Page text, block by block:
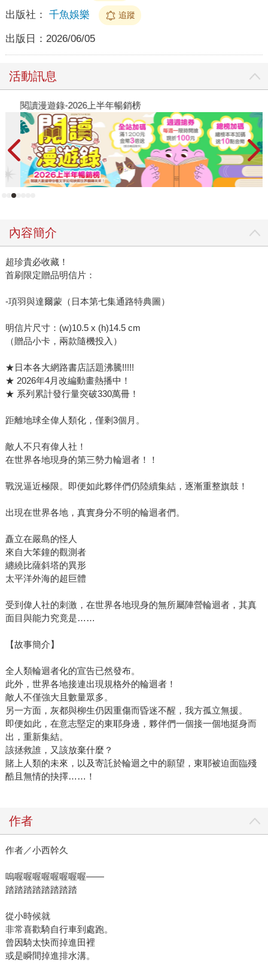
出版社： 千魚娛樂 追蹤
出版日： 2026/06/05
活動訊息
閱讀漫遊錄-2026上半年暢銷榜
內容簡介
超珍貴必收藏！
首刷限定贈品明信片：
-項羽與達爾蒙（日本第七集通路特典圖）
明信片尺寸：(w)10.5 x (h)14.5 cm
（贈品小卡，兩款隨機投入）
★日本各大網路書店話題沸騰!!!!!
★ 2026年4月改編動畫熱播中！
★ 系列累計發行量突破330萬冊！
距離地球全偉人類化，僅剩3個月。
敵人不只有偉人社！
在世界各地現身的第三勢力輪迴者！！
戰況逼近極限。即便如此夥伴們仍陸續集結，逐漸重整旗鼓！
出現在世界各地，真實身分不明的輪迴者們。
矗立在嚴島的怪人
來自大笨鐘的觀測者
纏繞比薩斜塔的異形
太平洋外海的超巨體
受到偉人社的刺激，在世界各地現身的無所屬陣營輪迴者，其真
面目與能力究竟是……
【故事簡介】
全人類輪迴者化的宣告已然發布。
此外，世界各地接連出現規格外的輪迴者！
敵人不僅強大且數量眾多。
另一方面，灰都與柳生仍因重傷而昏迷不醒，我方孤立無援。
即便如此，在意志堅定的東耶身邊，夥伴們一個接一個地挺身而
出，重新集結。
該拯救誰，又該放棄什麼？
賭上人類的未來，以及寄託於輪迴之中的願望，東耶被迫面臨殘
酷且無情的抉擇……！
作者
作者／小西幹久
嗚喔喔喔喔喔喔喔喔——
踏踏踏踏踏踏踏踏
從小時候就
非常喜歡騎自行車到處跑。
曾因騎太快而掉進田裡
或是瞬間掉進排水溝。